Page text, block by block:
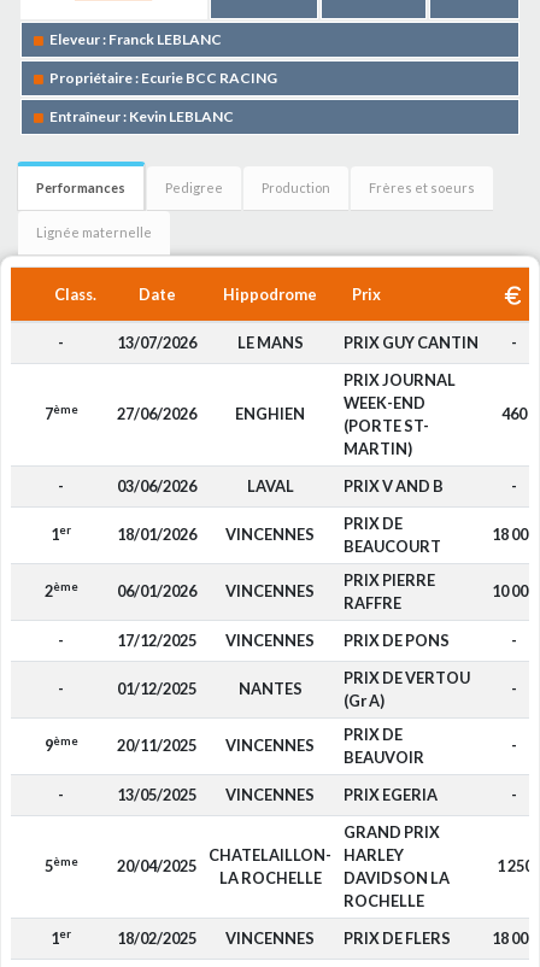
Eleveur : Franck LEBLANC
Propriétaire : Ecurie BCC RACING
Entraîneur : Kevin LEBLANC
Performances Pedigree Production Frères et soeurs
Lignée maternelle
Class. Date Hippodrome Prix
- 13/07/2026 LE MANS PRIX GUY CANTIN -
7ème 27/06/2026 ENGHIEN
PRIX JOURNAL
WEEK-END
(PORTE ST-
MARTIN)
460
- 03/06/2026 LAVAL PRIX V AND B -
1er 18/01/2026 VINCENNES
PRIX DE
BEAUCOURT
18 000
2ème 06/01/2026 VINCENNES
PRIX PIERRE
RAFFRE
10 000
- 17/12/2025 VINCENNES PRIX DE PONS -
- 01/12/2025 NANTES
PRIX DE VERTOU
(Gr A)
-
9ème 20/11/2025 VINCENNES
PRIX DE
BEAUVOIR
-
- 13/05/2025 VINCENNES PRIX EGERIA -
5ème 20/04/2025
CHATELAILLON-
LA ROCHELLE
GRAND PRIX
HARLEY
DAVIDSON LA
ROCHELLE
1 250
1er 18/02/2025 VINCENNES PRIX DE FLERS 18 000